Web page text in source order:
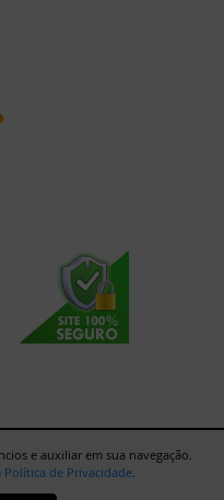
e auxiliar em sua navegação.
Política de Privacidade.